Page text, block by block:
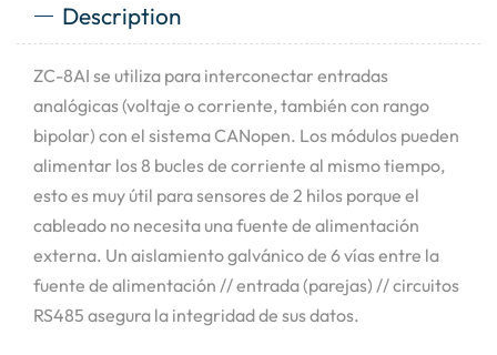
Description
ZC-8AI se utiliza para interconectar entradas
analógicas (voltaje o corriente, también con rango
bipolar) con el sistema CANopen. Los módulos pueden
alimentar los 8 bucles de corriente al mismo tiempo,
esto es muy útil para sensores de 2 hilos porque el
cableado no necesita una fuente de alimentación
externa. Un aislamiento galvánico de 6 vías entre la
fuente de alimentación // entrada (parejas) // circuitos
RS485 asegura la integridad de sus datos.